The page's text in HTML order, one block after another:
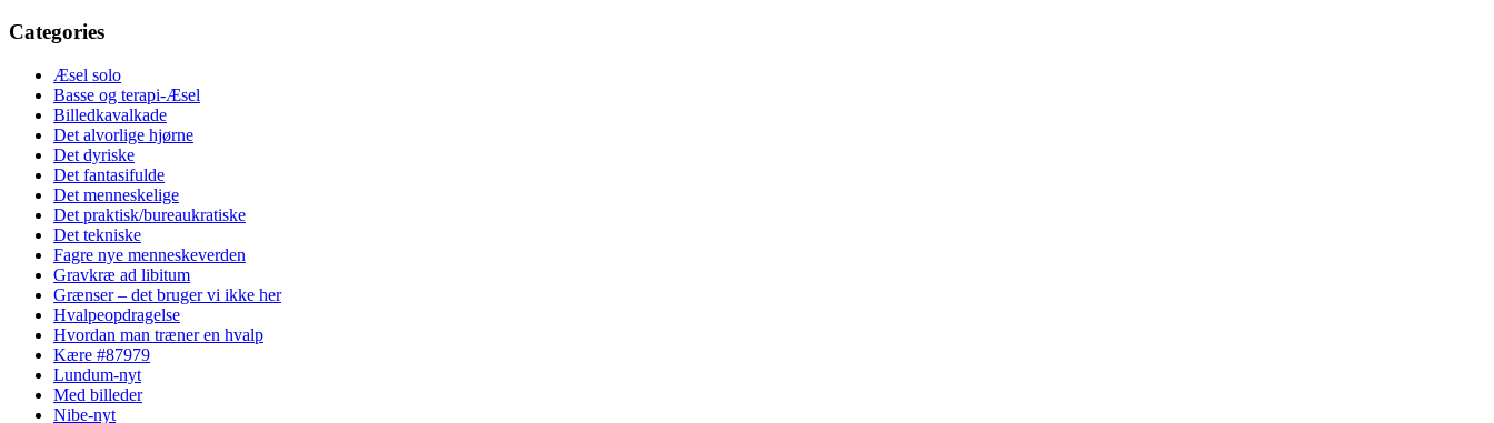
Categories
Æsel solo
Basse og terapi-Æsel
Billedkavalkade
Det alvorlige hjørne
Det dyriske
Det fantasifulde
Det menneskelige
Det praktisk/bureaukratiske
Det tekniske
Fagre nye menneskeverden
Gravkræ ad libitum
Grænser – det bruger vi ikke her
Hvalpeopdragelse
Hvordan man træner en hvalp
Kære #87979
Lundum-nyt
Med billeder
Nibe-nyt